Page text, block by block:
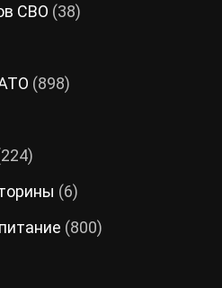
СВО (38)
(898)
(6)
(800)